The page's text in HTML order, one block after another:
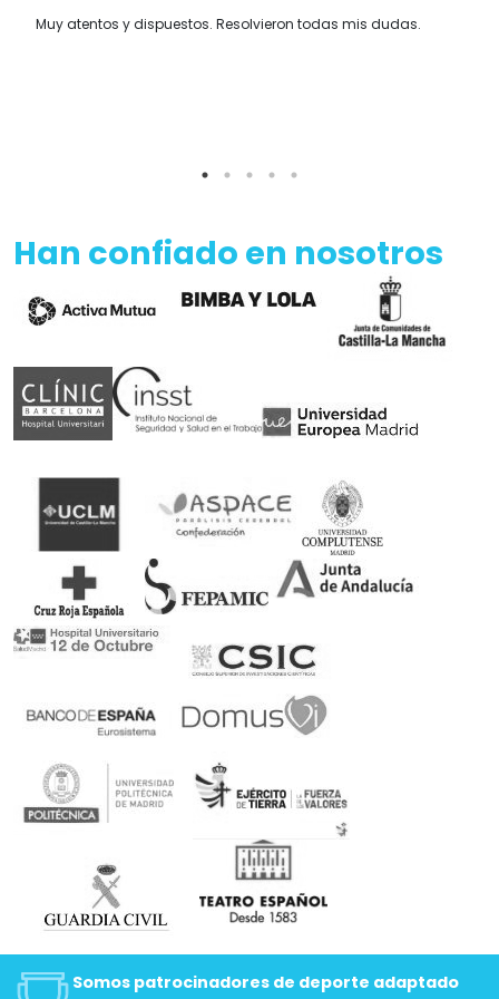
Muy atentos y dispuestos. Resolvieron todas mis dudas.
Han confiado en nosotros
Somos patrocinadores de deporte adaptado